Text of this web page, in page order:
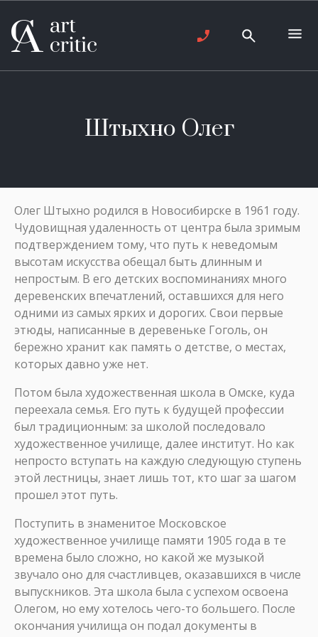
Штыхно Олег
Олег Штыхно родился в Новосибирске в 1961 году.
Чудовищная удаленность от центра была зримым
подтверждением тому, что путь к неведомым
высотам искусства обещал быть длинным и
непростым. В его детских воспоминаниях много
деревенских впечатлений, оставшихся для него
одними из самых ярких и дорогих. Свои первые
этюды, написанные в деревеньке Гоголь, он
бережно хранит как память о детстве, о местах,
которых давно уже нет.
Потом была художественная школа в Омске, куда
переехала семья. Его путь к будущей профессии
был традиционным: за школой последовало
художественное училище, далее институт. Но как
непросто вступать на каждую следующую ступень
этой лестницы, знает лишь тот, кто шаг за шагом
прошел этот путь.
Поступить в знаменитое Московское
художественное училище памяти 1905 года в те
времена было сложно, но какой же музыкой
звучало оно для счастливцев, оказавшихся в числе
выпускников. Эта школа была с успехом освоена
Олегом, но ему хотелось чего-то большего. После
окончания училища он подал документы в